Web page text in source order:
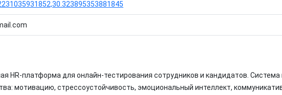
HR-платформа для онлайн-тестирования сотрудников и кандидатов.
мотивацию, стрессоустойчивость, эмоциональный интеллект,